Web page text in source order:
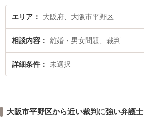
エリア 大阪府、大阪市平野区
相談内容 離婚・男女問題、裁判
詳細条件 未選択
大阪市平野区から近い裁判に強い弁護士